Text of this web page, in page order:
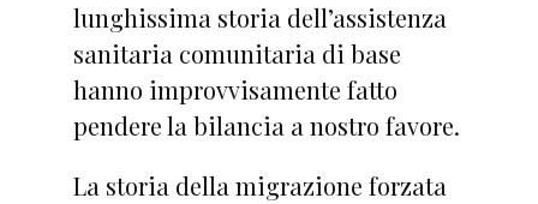
lunghissima storia dell’assistenza
sanitaria comunitaria di base
hanno improvvisamente fatto
pendere la bilancia a nostro favore.
La storia della migrazione forzata